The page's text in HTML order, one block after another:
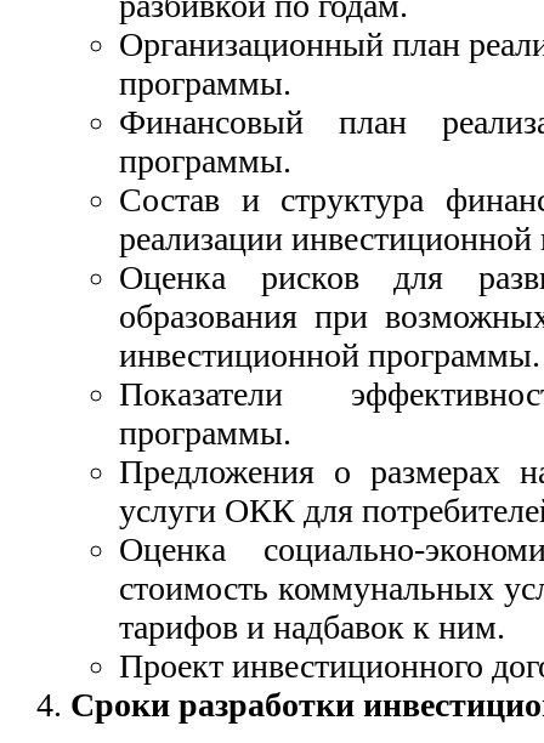
Организационный план
программы.
Финансовый план
программы.
Состав и структура
реализации
Оценка рисков для
образования при
инвестиционной программы.
Показатели
программы.
Предложения о размерах
услуги ОКК для
Оценка социально-
стоимость коммунальных
тарифов и надбавок к ним.
Проект инвестиционного
Сроки разработки